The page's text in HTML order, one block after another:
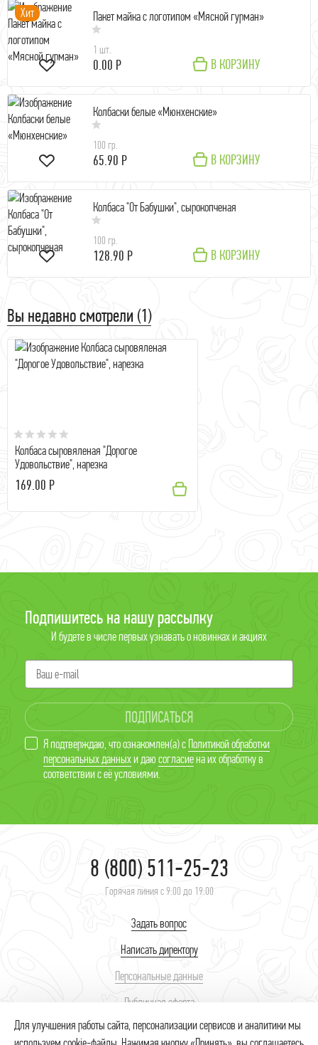
Хит Пакет майка с логотипом «Мясной гурман»
1 шт.
0.00 Р В КОРЗИНУ
Колбаски белые «Мюнхенские»
100 гр.
65.90 Р В КОРЗИНУ
Колбаса "От Бабушки", сырокопченая
100 гр.
128.90 Р В КОРЗИНУ
Вы недавно смотрели (1)
Колбаса сыровяленая "Дорогое
Удовольствие", нарезка
169.00 Р
Подпишитесь на нашу рассылку
И будете в числе первых узнавать о новинках и акциях
ПОДПИСАТЬСЯ
Я подтверждаю, что ознакомлен(а) с Политикой обработки
персональных данныхи даю согласиена их обработку в
соответствии с её условиями.
8 (800) 511-25-23
Горячая линия с 9:00 до 19:00
Задать вопрос
Написать директору
Персональные данные
Публичная оферта
Для улучшения работы сайта, персонализации сервисов и аналитики мы